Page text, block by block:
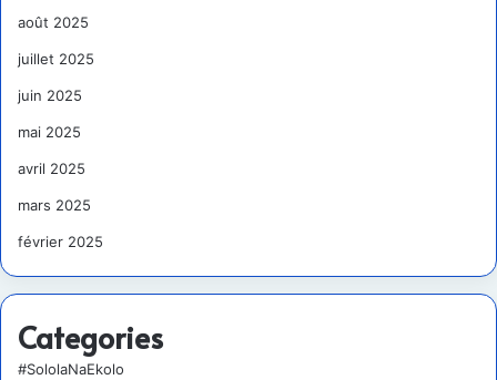
août 2025
juillet 2025
juin 2025
mai 2025
avril 2025
mars 2025
février 2025
Categories
#SololaNaEkolo